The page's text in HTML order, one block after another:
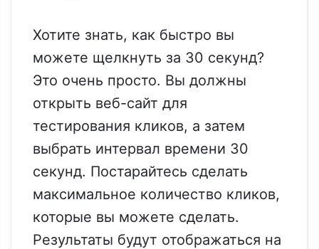
Хотите знать, как быстро вы
можете щелкнуть за 30 секунд?
Это очень просто. Вы должны
открыть веб-сайт для
тестирования кликов, а затем
выбрать интервал времени 30
секунд. Постарайтесь сделать
максимальное количество кликов,
которые вы можете сделать.
Результаты будут отображаться на